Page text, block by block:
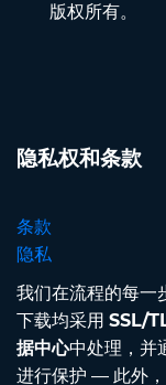
版权所有。
隐私权和条款
条款
隐私
我们在流程的每一
下载均采用 SSL/
据中心中处理，并
进行保护 — 此外